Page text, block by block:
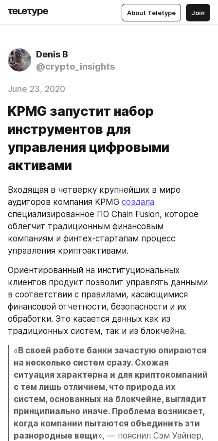
About Teletype Join
Denis B
@crypto_insights
June 23, 2020
KPMG запустит набор
инструментов для
управления цифровыми
активами
Входящая в четверку крупнейших в мире
аудиторов компания KPMG создала
специализированное ПО Chain Fusion, которое
облегчит традиционным финансовым
компаниям и финтех-стартапам процесс
управления криптоактивами.
Ориентированный на институциональных
клиентов продукт позволит управлять данными
в соответствии с правилами, касающимися
финансовой отчетности, безопасности и их
обработки. Это касается данных как из
традиционных систем, так и из блокчейна.
« В своей работе банки зачастую опираются
на несколько систем сразу. Схожая
ситуация характерна и для криптокомпаний
с тем лишь отличием, что природа их
систем, основанных на блокчейне, выглядит
принципиально иначе. Проблема возникает,
когда компании пытаются объединить эти
разнородные вещи», — пояснил Сэм Уайнер,